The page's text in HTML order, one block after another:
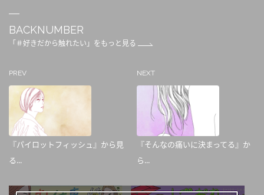
BACKNUMBER
「＃好きだから触れたい」をもっと見る
PREV
『パイロットフィッシュ』から見
る...
NEXT
『そんなの痛いに決まってる』か
ら...